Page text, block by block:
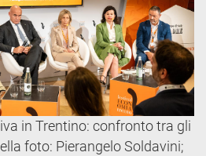
in Trentino: confronto tra gli
foto: Pierangelo Soldavini;